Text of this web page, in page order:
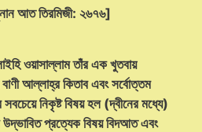
আত তিরমিজী: ২৬৭৬]
ওয়াসাল্লাম তাঁর এক খুতবায়
আল্লাহ্‌র কিতাব এবং সর্বোত্তম
নিকৃষ্ট বিষয় হল (দ্বীনের মধ্যে)
প্রত্যেক বিষয় বিদআত এবং